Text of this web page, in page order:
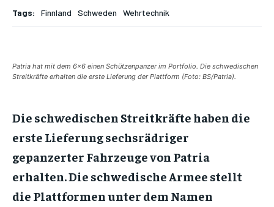
Tags: Finnland Schweden Wehrtechnik
Patria hat mit dem 6x6 einen Schützenpanzer im Portfolio. Die schwedischen
Streitkräfte erhalten die erste Lieferung der Plattform (Foto: BS/Patria).
Die schwedischen Streitkräfte haben die
erste Lieferung sechsrädriger
gepanzerter Fahrzeuge von Patria
erhalten. Die schwedische Armee stellt
die Plattformen unter dem Namen